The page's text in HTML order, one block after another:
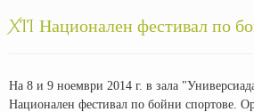
XII Национален фестивал по
На 8 и 9 ноември 2014 г. в зала
Национален фестивал по бойни спортове.